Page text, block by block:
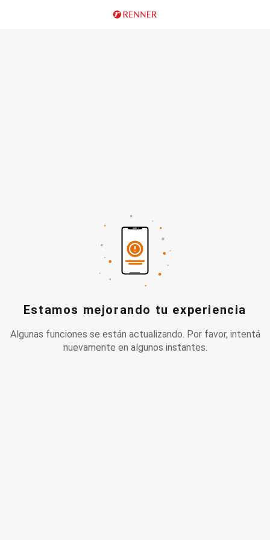
Estamos mejorando tu experiencia
Algunas funciones se están actualizando. Por favor, intentá
nuevamente en algunos instantes.